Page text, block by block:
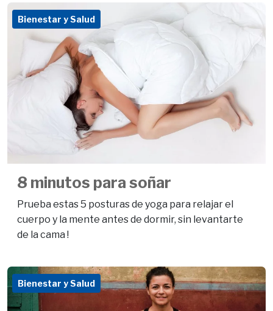
Bienestar y Salud
8 minutos para soñar
Prueba estas 5 posturas de yoga para relajar el
cuerpo y la mente antes de dormir, sin levantarte
de la cama !
Bienestar y Salud